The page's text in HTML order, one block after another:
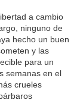
a cambio
ninguno de
hecho un buen
y las
para un
semanas en el
crueles